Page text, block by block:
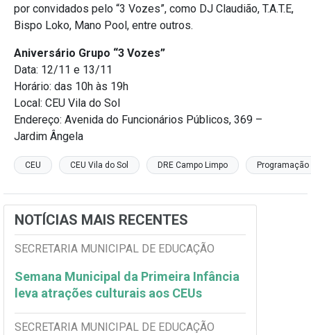
por convidados pelo “3 Vozes”, como DJ Claudião, T.A.T.E,
Bispo Loko, Mano Pool, entre outros.
Aniversário Grupo “3 Vozes”
Data: 12/11 e 13/11
Horário: das 10h às 19h
Local: CEU Vila do Sol
Endereço: Avenida do Funcionários Públicos, 369 –
Jardim Ângela
CEU CEU Vila do Sol DRE Campo Limpo
NOTÍCIAS MAIS RECENTES
SECRETARIA MUNICIPAL DE EDUCAÇÃO
Semana Municipal da Primeira Infância
leva atrações culturais aos CEUs
SECRETARIA MUNICIPAL DE EDUCAÇÃO